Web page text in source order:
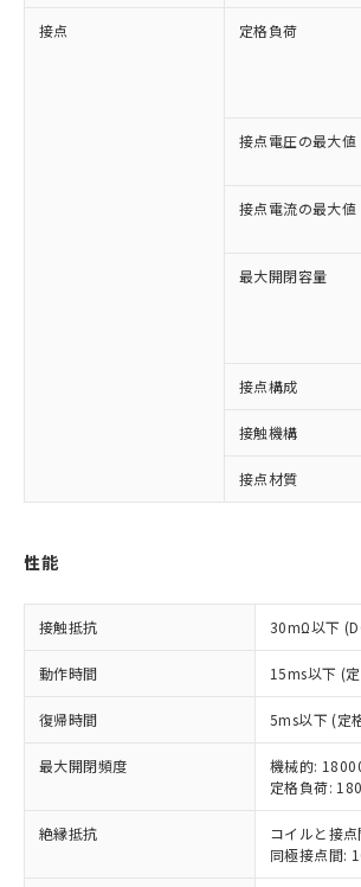
接点 定格負荷
接点電圧の最大値
接点電流の最大値
最大開閉容量
接点構成
接触機構
接点材質
性能
接触抵抗 30mΩ以下
動作時間 15ms以下 (
復帰時間 5ms以下 (定
最大開閉頻度
機械的:
定格負荷:
絶縁抵抗
コイルと接
同極接点間:
以下の条件をお読みいただき、同
ご利用ください。
本サービスは、当社制御機
商品の当社在庫状況および
(税抜)を提供させていただ
当社制御機器事業取扱商品
本サービスの対象外となる
ことをご了承ください。
在庫状況および標準価格照
記載している更新日時点で
対応済み：EU RoHS指令（10
非含有に対応した製品が提供可能
非含有に非対応の商品で、対応品
調査・確認中：EU RoHS指令（
非含有の対応状況を調査中また
商品です。
非該当品：ライセンス料など無形
害物質有無と関係のない商品です
仕入先様の事情により、非含有部
いたものが、含有品と判明した
むを得ず変更することがあります
※1 中国RoHS○×表
「○」：最大均質材料含有率が中
基準値以下であることを示します
「×」：最大均質材料含有率が中
基準値を超えていることを示しま
「－」：未確認です。当社販売部
当社は、これら貴社製品のう
為替および外国貿易法に定
（以下｢規制貨物等」とい